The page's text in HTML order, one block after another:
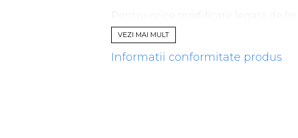
Pentru orice modificare legată de
mail. Alternativ, la finalizarea
orice modificare dorită. Unul dintre
VEZI MAI MULT
Informatii conformitate produs